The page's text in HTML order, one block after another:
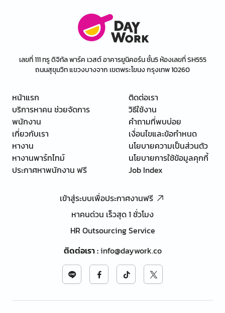
เลขที่ 111 ทรู ดิจิทัล พาร์ค เวสต์ อาคารยูนิคอร์น ชั้น5 ห้องเลขที่ SH555
ถนนสุขุมวิท แขวงบางจาก เขตพระโขนง กรุงเทพ 10260
หน้าแรก
บริการหาคน ช่วยจัดการ
พนักงาน
เกี่ยวกับเรา
หางาน
หางานพาร์ทไทม์
ประกาศหาพนักงาน ฟรี
ติดต่อเรา
วิธีใช้งาน
คำถามที่พบบ่อย
เงื่อนไขและข้อกำหนด
นโยบายความเป็นส่วนตัว
นโยบายการใช้ข้อมูลคุกกี้
Job Index
เข้าสู่ระบบเพื่อประกาศงานฟรี
หาคนด่วน เร็วสุด 1 ชั่วโมง
HR Outsourcing Service
ติดต่อเรา:info@daywork.co